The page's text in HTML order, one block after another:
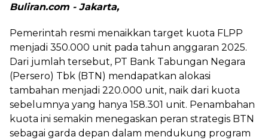
Buliran.com - Jakarta,
Pemerintah resmi menaikkan target kuota FLPP
menjadi 350.000 unit pada tahun anggaran 2025.
Dari jumlah tersebut, PT Bank Tabungan Negara
(Persero) Tbk (BTN) mendapatkan alokasi
tambahan menjadi 220.000 unit, naik dari kuota
sebelumnya yang hanya 158.301 unit. Penambahan
kuota ini semakin menegaskan peran strategis BTN
sebagai garda depan dalam mendukung program